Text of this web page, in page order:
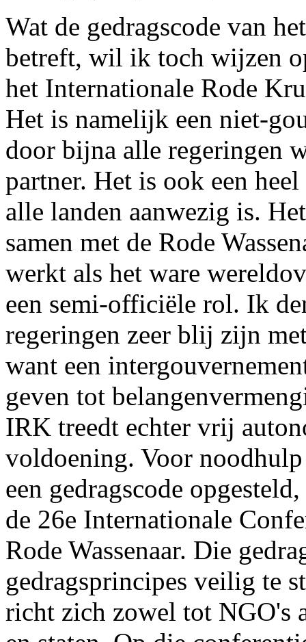
Wat de gedragscode van
betreft, wil ik toch wijzen
het Internationale Rode
Het is namelijk een niet-
door bijna alle regeringen
partner. Het is ook een
alle landen aanwezig is.
samen met de Rode
werkt als het ware
een semi-officiële rol. Ik
regeringen zeer blij zijn
want een
geven tot
IRK treedt echter vrij
voldoening. Voor
een gedragscode
de 26e Internationale
Rode Wassenaar. Die
gedragsprincipes veilig te
richt zich zowel tot NGO's